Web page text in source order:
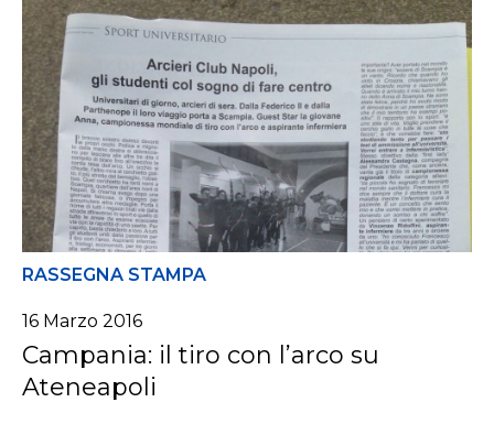
RASSEGNA STAMPA
16 Marzo 2016
Campania: il tiro con l’arco su
Ateneapoli